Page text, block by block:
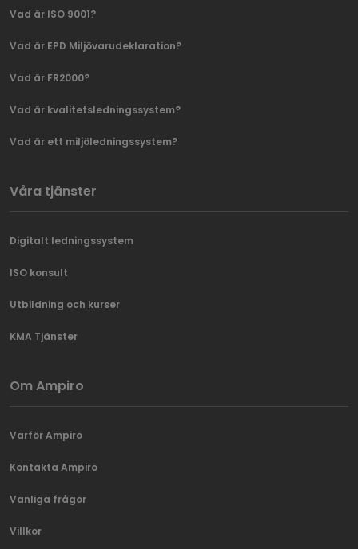
Vad är ISO 9001?
Vad är EPD Miljövarudeklaration?
Vad är FR2000?
Vad är kvalitetsledningssystem?
Vad är ett miljöledningssystem?
Våra tjänster
Digitalt ledningssystem
ISO konsult
Utbildning och kurser
KMA Tjänster
Om Ampiro
Varför Ampiro
Kontakta Ampiro
Vanliga frågor
Villkor